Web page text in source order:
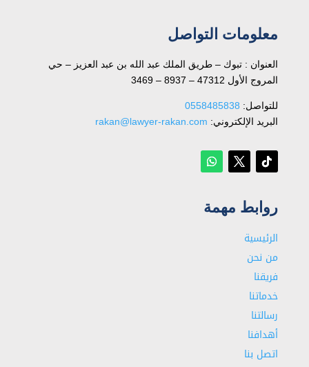
معلومات التواصل
العنوان : تبوك – طريق الملك عبد الله بن عبد العزيز – حي
المروج الأول 47312 – 8937 – 3469
للتواصل: ⁦ 0558485838
البريد الإلكتروني: rakan@lawyer-rakan.com
روابط مهمة
الرئيسية
من نحن
فريقنا
خدماتنا
رسالتنا
أهدافنا
اتصل بنا